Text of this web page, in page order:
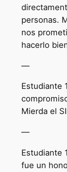
personas.
nos
hacerlo
—
Estudiante
Mierda el
—
Estudiante
fue un